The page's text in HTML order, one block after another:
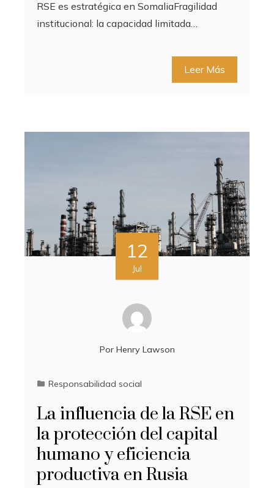
RSE es estratégica en SomaliaFragilidad
institucional: la capacidad limitada…
Leer Más
12
Jul
Por Henry Lawson
Responsabilidad social
La influencia de la RSE en
la protección del capital
humano y eficiencia
productiva en Rusia